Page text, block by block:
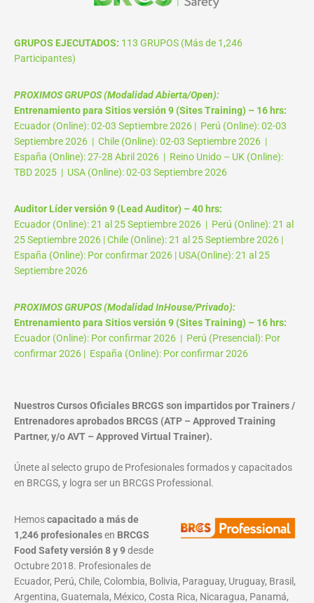
GRUPOS EJECUTADOS: 113 GRUPOS (Más de 1,246
Participantes)
PROXIMOS GRUPOS (Modalidad Abierta/Open):
Entrenamiento para Sitios versión 9 (Sites Training) – 16 hrs:
Ecuador (Online): 02-03 Septiembre 2026 | Perú (Online): 02-03
Septiembre 2026 | Chile (Online): 02-03 Septiembre 2026 |
España (Online): 27-28 Abril 2026 | Reino Unido – UK (Online):
TBD 2025 | USA (Online): 02-03 Septiembre 2026
Auditor Líder versión 9 (Lead Auditor) – 40 hrs:
Ecuador (Online): 21 al 25 Septiembre 2026 | Perú (Online): 21 al
25 Septiembre 2026 | Chile (Online): 21 al 25 Septiembre 2026 |
España (Online): Por confirmar 2026 | USA(Online): 21 al 25
Septiembre 2026
PROXIMOS GRUPOS (Modalidad InHouse/Privado):
Entrenamiento para Sitios versión 9 (Sites Training) – 16 hrs:
Ecuador (Online): Por confirmar 2026 | Perú (Presencial): Por
confirmar 2026 | España (Online): Por confirmar 2026
Nuestros Cursos Oficiales BRCGS son impartidos por Trainers /
Entrenadores aprobados BRCGS (ATP – Approved Training
Partner, y/o AVT – Approved Virtual Trainer).
Únete al selecto grupo de Profesionales formados y capacitados
en BRCGS, y logra ser un BRCGS Professional.
Hemoscapacitado a más de
1,246 profesionalesen BRCGS
Food Safety versión 8 y 9desde
Octubre 2018. Profesionales de
Ecuador, Perú, Chile, Colombia, Bolivia, Paraguay, Uruguay, Brasil,
Argentina, Guatemala, México, Costa Rica, Nicaragua, Panamá,